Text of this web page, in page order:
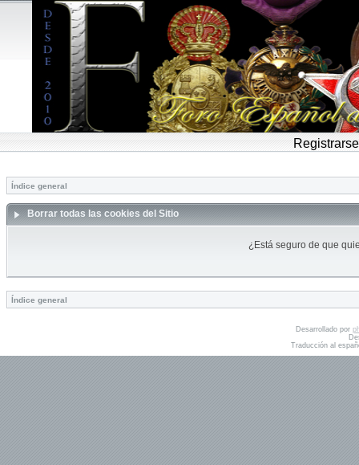
Registrarse
Índice general
Borrar todas las cookies del Sitio
¿Está seguro de que
Índice general
Desarrollado por
Traducción al